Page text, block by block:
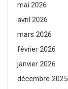
mai 2026
avril 2026
mars 2026
février 2026
janvier 2026
décembre 2025